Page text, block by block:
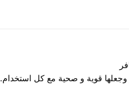
وجعلها قوية و صحية مع كل استخدام.